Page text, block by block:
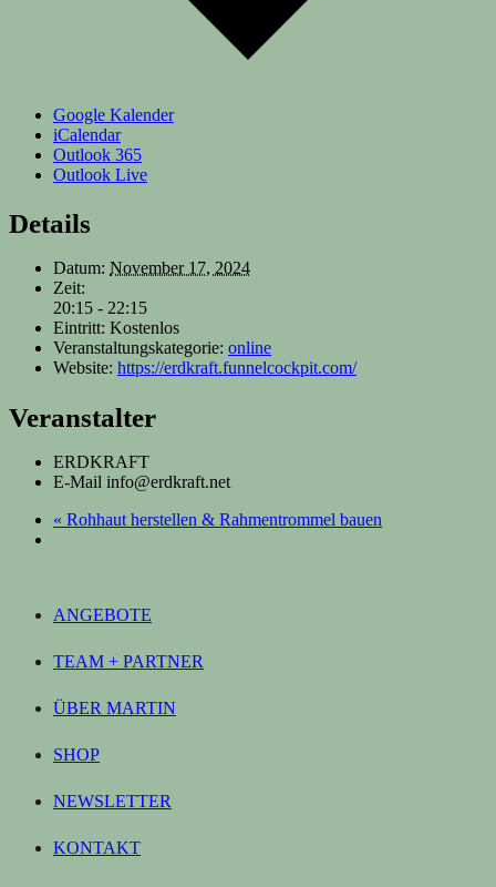
Google Kalender
iCalendar
Outlook 365
Outlook Live
Details
Datum: November 17, 2024
Zeit:
20:15 - 22:15
Eintritt: Kostenlos
Veranstaltungskategorie: online
Website: https://erdkraft.funnelcockpit.com/
Veranstalter
ERDKRAFT
E-Mail info@erdkraft.net
« Rohhaut herstellen & Rahmentrommel bauen
ANGEBOTE
TEAM + PARTNER
ÜBER MARTIN
SHOP
NEWSLETTER
KONTAKT